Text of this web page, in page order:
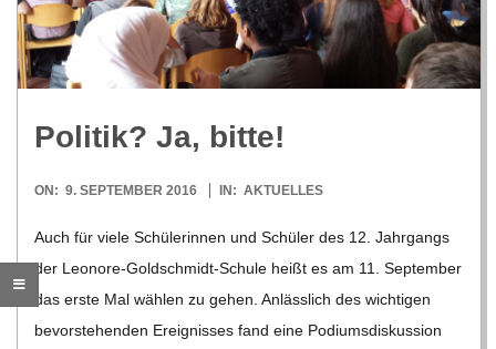
R
E
-
G
O
Poli­tik? Ja, bitte!
2016-
ON: 9. SEPTEMBER 2016 IN: AKTUELLES
Auch für viele Schü­le­rin­nen und Schü­ler des 12. Jahr­gangs
der Leo­­nore-Gol­d­­schmidt-Schule heißt es am 11. Sep­tem­ber
das erste Mal wäh­len zu gehen. Anläss­lich des wich­ti­gen
bevor­ste­hen­den Ereig­nis­ses fand eine Podi­ums­dis­kus­sion